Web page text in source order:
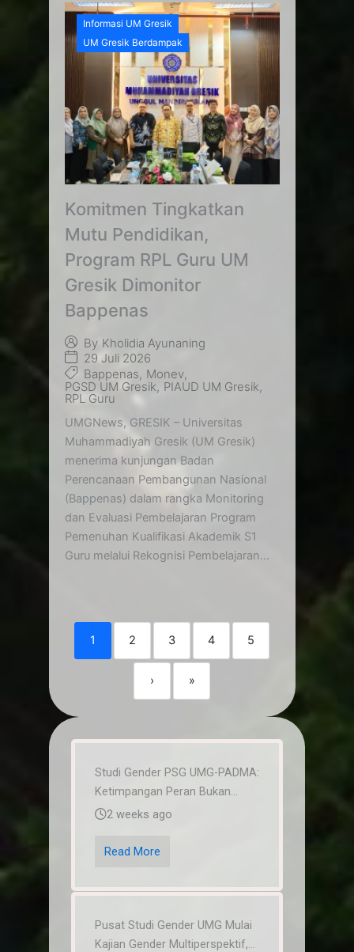
Informasi UM Gresik
UM Gresik Berdampak
Komitmen Tingkatkan
Mutu Pendidikan,
Program RPL Guru UM
Gresik Dimonitor
Bappenas
By Kholidia Ayunaning
29 Juli 2026
Bappenas, Monev,
PGSD UM Gresik, PIAUD UM Gresik,
RPL Guru
UMGNews, GRESIK – Universitas
Muhammadiyah Gresik (UM Gresik)
menerima kunjungan Badan
Perencanaan Pembangunan Nasional
(Bappenas) dalam rangka Monitoring
dan Evaluasi Pembelajaran Program
Pemenuhan Kualifikasi Akademik S1
Guru melalui Rekognisi Pembelajaran...
1 2 3 4 5
› »
Studi Gender PSG UMG-PADMA:
Ketimpangan Peran Bukan...
2 weeks ago
Read More
Pusat Studi Gender UMG Mulai
Kajian Gender Multiperspektif,...